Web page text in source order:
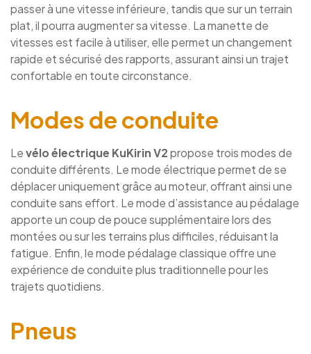
passer à une vitesse inférieure, tandis que sur un terrain
plat, il pourra augmenter sa vitesse. La manette de
vitesses est facile à utiliser, elle permet un changement
rapide et sécurisé des rapports, assurant ainsi un trajet
confortable en toute circonstance.
Modes de conduite
Levélo électrique KuKirin V2propose trois modes de
conduite différents. Le mode électrique permet de se
déplacer uniquement grâce au moteur, offrant ainsi une
conduite sans effort. Le mode d’assistance au pédalage
apporte un coup de pouce supplémentaire lors des
montées ou sur les terrains plus difficiles, réduisant la
fatigue. Enfin, le mode pédalage classique offre une
expérience de conduite plus traditionnelle pour les
trajets quotidiens.
Pneus